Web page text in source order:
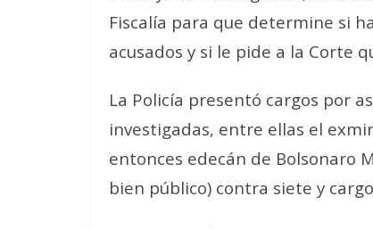
Fiscalía para que determine si
acusados y si le pide a la Corte
La Policía presentó cargos por
investigadas, entre ellas el
entonces edecán de Bolsonaro
bien público) contra siete y